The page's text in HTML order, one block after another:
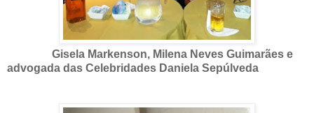
Gisela Markenson, Milena Neves Guimarães e
advogada das Celebridades Daniela Sepúlveda